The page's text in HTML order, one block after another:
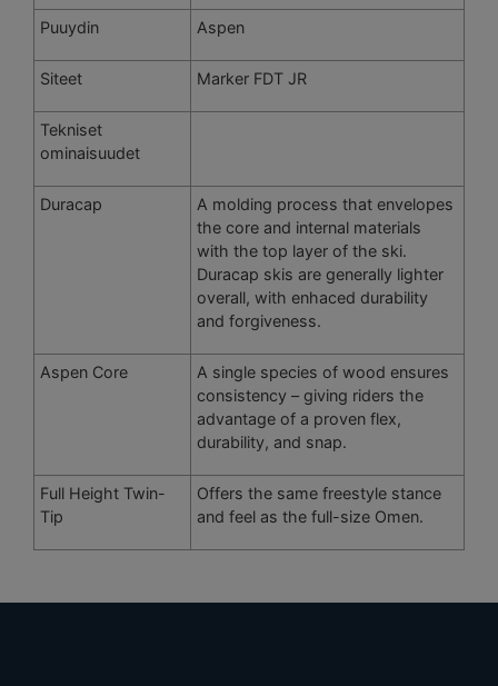
Puuydin Aspen
Siteet Marker FDT JR
Tekniset
ominaisuudet
Duracap
A molding process that envelopes
the core and internal materials
with the top layer of the ski.
Duracap skis are generally lighter
overall, with enhaced durability
and forgiveness.
Aspen Core
A single species of wood ensures
consistency – giving riders the
advantage of a proven flex,
durability, and snap.
Full Height Twin-
Tip
Offers the same freestyle stance
and feel as the full-size Omen.